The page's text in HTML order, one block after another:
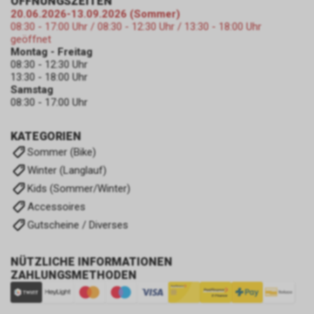
KATEGORIEN
Sommer (Bike)
Winter (Langlauf)
Kids (Sommer/Winter)
Accessoires
Gutscheine / Diverses
NÜTZLICHE INFORMATIONEN
ZAHLUNGSMETHODEN
20.06.2026-13.09.2026 (Sommer)
08:30 - 17:00 Uhr / 08:30 - 12:30 Uhr / 13:30 - 18:00 Uhr
geöffnet
Montag - Freitag
08:30 - 12:30 Uhr
13:30 - 18:00 Uhr
Samstag
08:30 - 17:00 Uhr